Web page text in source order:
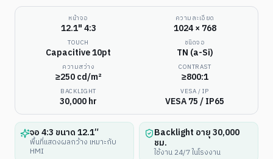
หน้าจอ
12.1" 4:3
ความละเอียด
1024 × 768
TOUCH
Capacitive 10pt
ชนิดจอ
TN (a-Si)
ความสว่าง
≥250 cd/m²
CONTRAST
≥800:1
BACKLIGHT
30,000 hr
VESA / IP
VESA 75 / IP65
จอ 4:3 ขนาด 12.1″
พื้นที่แสดงผลกว้าง เหมาะกับ
HMI
Backlight อายุ 30,000
ชม.
ใช้งาน 24/7 ในโรงงาน